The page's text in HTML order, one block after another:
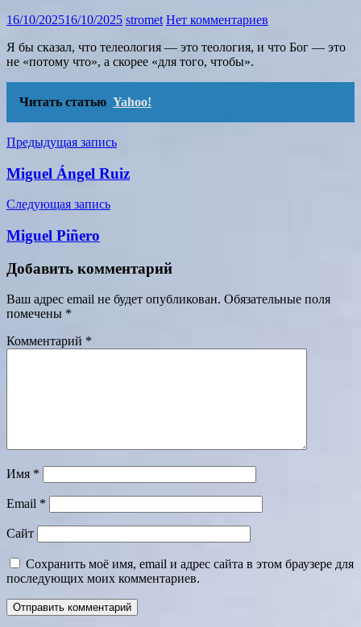
16/10/202516/10/2025 stromet Нет комментариев
Я бы сказал, что телеология — это теология, и что Бог — это
не «потому что», а скорее «для того, чтобы».
Читать статью Yahoo!
Навигация
по
записям
Предыдущая запись
Miguel Ángel Ruiz
Следующая запись
Miguel Piñero
Добавить комментарий
Ваш адрес email не будет опубликован. Обязательные поля
помечены *
Комментарий *
Имя *
Email *
Сайт
Сохранить моё имя, email и адрес сайта в этом браузере для
последующих моих комментариев.